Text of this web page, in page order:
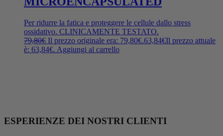
Per ridurre la fatica e proteggere le cellule dallo stress
ossidativo. CLINICAMENTE TESTATO.
79,80€ Il prezzo originale era: 79,80€.63,84€Il prezzo attuale
è: 63,84€. Aggiungi al carrello
ESPERIENZE DEI NOSTRI CLIENTI